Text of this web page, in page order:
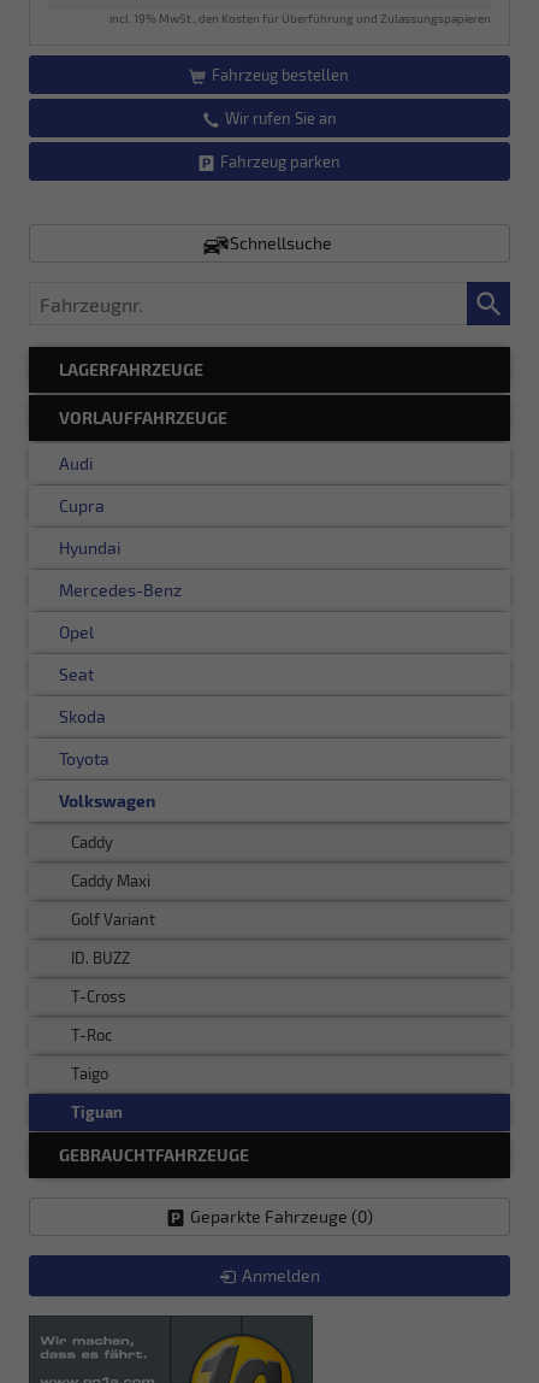
incl. 19% MwSt., den Kosten für Überführung und Zulassungspapieren
Fahrzeug bestellen
Wir rufen Sie an
Fahrzeug parken
Schnellsuche
Fahrzeugnr.
LAGERFAHRZEUGE
VORLAUFFAHRZEUGE
Audi
Cupra
Hyundai
Mercedes-Benz
Opel
Seat
Skoda
Toyota
Volkswagen
Caddy
Caddy Maxi
Golf Variant
ID. BUZZ
T-Cross
T-Roc
Taigo
Tiguan
GEBRAUCHTFAHRZEUGE
Geparkte Fahrzeuge (0)
Anmelden